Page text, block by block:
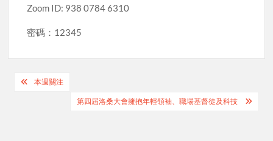
Zoom ID: 938 0784 6310
密碼：12345
Post
navigation
本週關注
第四屆洛桑大會擁抱年輕領袖、職場基督徒及科技